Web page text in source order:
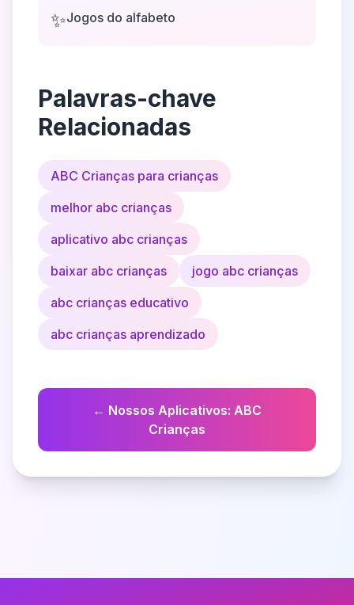
✨Jogos do alfabeto
Palavras-chave
Relacionadas
ABC Crianças para crianças
melhor abc crianças
aplicativo abc crianças
baixar abc crianças
jogo abc crianças
abc crianças educativo
abc crianças aprendizado
← Nossos Aplicativos: ABC
Crianças